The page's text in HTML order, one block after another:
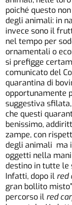
poiché questo
degli animali: in
invece sono il
nel tempo per
ornamentali o
si prefigge
comunicato del
quarantina di
opportunamente
suggestiva
che questi
benissimo,
zampe, con
degli animali ma
oggetti nella
destino in tutte le
Infatti, dopo il red
gran bollito
percorso il red